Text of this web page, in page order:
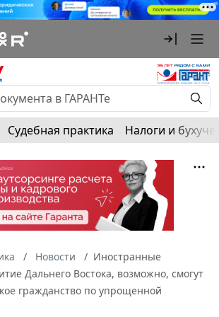
Судебная практика Налоги и
Новости
Иностранные
Дальнего Востока, возможно, смогут
гражданство по упрощенной